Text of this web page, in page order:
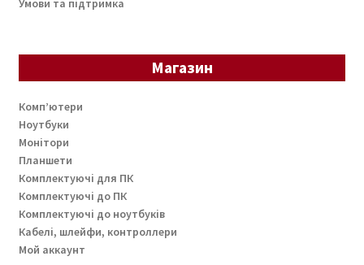
Умови та підтримка
Магазин
Комп’ютери
Ноутбуки
Монітори
Планшети
Комплектуючі для ПК
Комплектуючі до ПК
Комплектуючі до ноутбуків
Кабелі, шлейфи, контроллери
Мой аккаунт